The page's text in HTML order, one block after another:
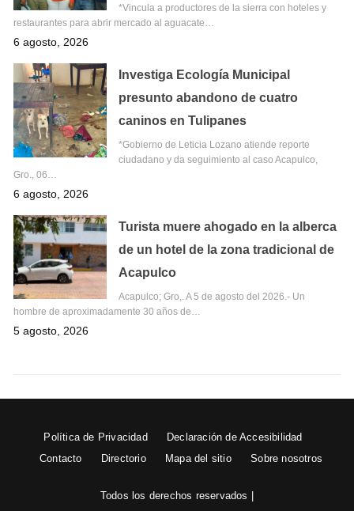
*Vincula a productores de la sierra con hoteles y
restaurantes para abrir mercado al aguacate…
6 agosto, 2026
Investiga Ecología Municipal
presunto abandono de cuatro
caninos en Tulipanes
*Gobierno de Leticia Lozano atiende reporte
ciudadano y da seguimiento al caso Acapulco,
Gro., 06…
6 agosto, 2026
Turista muere ahogado en la alberca
de un hotel de la zona tradicional de
Acapulco
Acapulco; Gro,. A 5 de agosto del 2026.- Un
hombre de aproximadamente 30 años de…
5 agosto, 2026
Política de Privacidad
Declaración de Accesibilidad
Contacto
Directorio Mapa del sitio Sobre nosotros
Todos los derechos reservados |